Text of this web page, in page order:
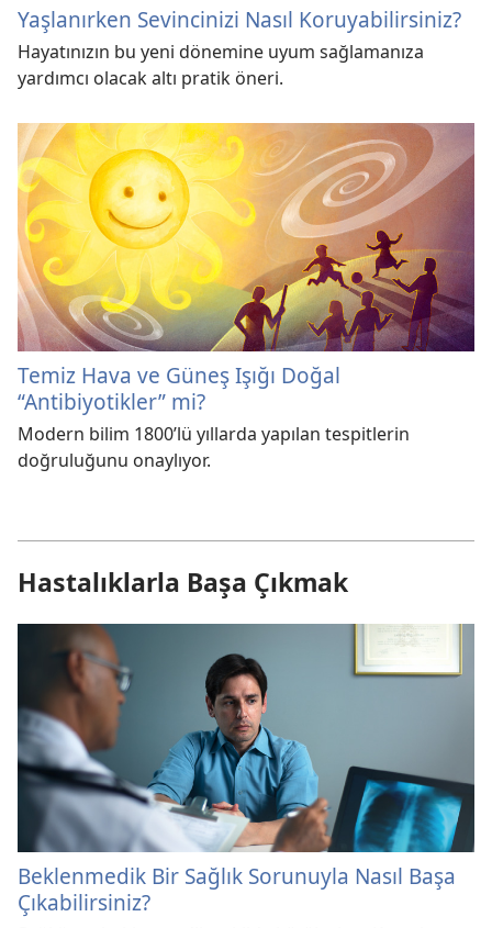
Yaşlanırken Sevincinizi Nasıl Koruyabilirsiniz?
Hayatınızın bu yeni dönemine uyum sağlamanıza
yardımcı olacak altı pratik öneri.
Temiz Hava ve Güneş Işığı Doğal
“Antibiyotikler” mi?
Modern bilim 1800’lü yıllarda yapılan tespitlerin
doğruluğunu onaylıyor.
Hastalıklarla Başa Çıkmak
Beklenmedik Bir Sağlık Sorunuyla Nasıl Başa
Çıkabilirsiniz?